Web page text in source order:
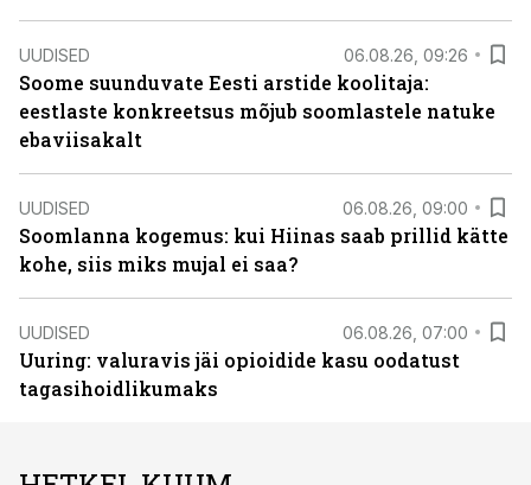
UUDISED 06.08.26, 09:26
Soome suunduvate Eesti arstide koolitaja:
eestlaste konkreetsus mõjub soomlastele natuke
ebaviisakalt
UUDISED 06.08.26, 09:00
Soomlanna kogemus: kui Hiinas saab prillid kätte
kohe, siis miks mujal ei saa?
UUDISED 06.08.26, 07:00
Uuring: valuravis jäi opioidide kasu oodatust
tagasihoidlikumaks